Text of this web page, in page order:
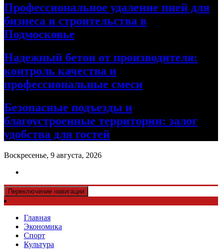
Профессиональное удаление пней для
бизнеса и строительства в
Подмосковье
Надежный бетон от производителя:
контроль качества и
профессиональные смеси
Безопасные подъезды и
благоустроенные территории: залог
удобства для гостей
Воскресенье, 9 августа, 2026
Переключение навигации
Главная
Экономика
Спорт
Культура